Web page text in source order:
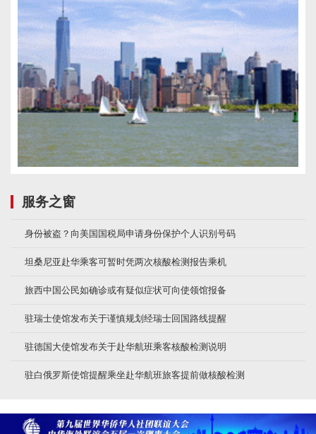
服务之窗
身份被盗？向美国国税局申请身份保护个人识别号码
坦桑尼亚赴华乘客可暂时凭两次核酸检测报告乘机
旅西中国公民如确诊或有疑似症状可向使领馆报备
驻瑞士使馆发布关于谨慎规划经瑞士回国路线提醒
驻德国大使馆发布关于赴华航班乘客核酸检测说明
驻白俄罗斯使馆提醒乘坐赴华航班旅客提前做核酸检测